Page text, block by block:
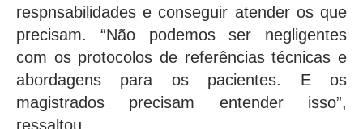
respnsabilidades e conseguir atender os que
precisam. “Não podemos ser negligentes
com os protocolos de referências técnicas e
abordagens para os pacientes. E os
magistrados precisam entender isso”,
ressaltou.